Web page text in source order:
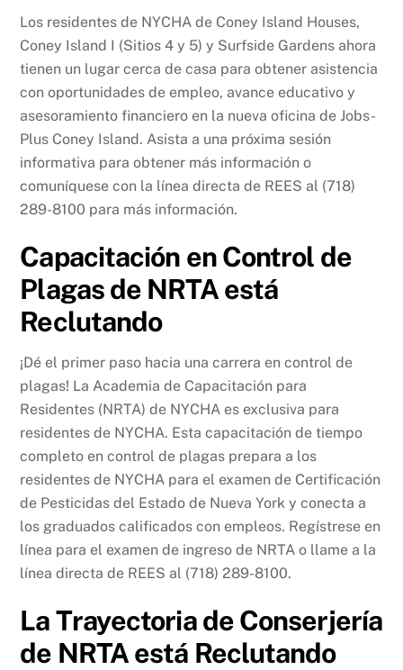
Los residentes de NYCHA de Coney Island Houses,
Coney Island I (Sitios 4 y 5) y Surfside Gardens ahora
tienen un lugar cerca de casa para obtener asistencia
con oportunidades de empleo, avance educativo y
asesoramiento financiero en la nueva oficina de Jobs-
Plus Coney Island. Asista a una próxima sesión
informativa para obtener más información o
comuníquese con la línea directa de REES al (718)
289-8100 para más información.
Capacitación en Control de
Plagas de NRTA está
Reclutando
¡Dé el primer paso hacia una carrera en control de
plagas! La Academia de Capacitación para
Residentes (NRTA) de NYCHA es exclusiva para
residentes de NYCHA. Esta capacitación de tiempo
completo en control de plagas prepara a los
residentes de NYCHA para el examen de Certificación
de Pesticidas del Estado de Nueva York y conecta a
los graduados calificados con empleos. Regístrese en
línea para el examen de ingreso de NRTA o llame a la
línea directa de REES al (718) 289-8100.
La Trayectoria de Conserjería
de NRTA está Reclutando